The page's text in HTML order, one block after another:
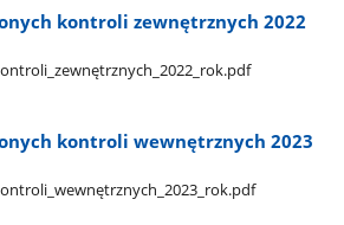
kontroli zewnętrznych 2022
kontroli wewnętrznych 2023